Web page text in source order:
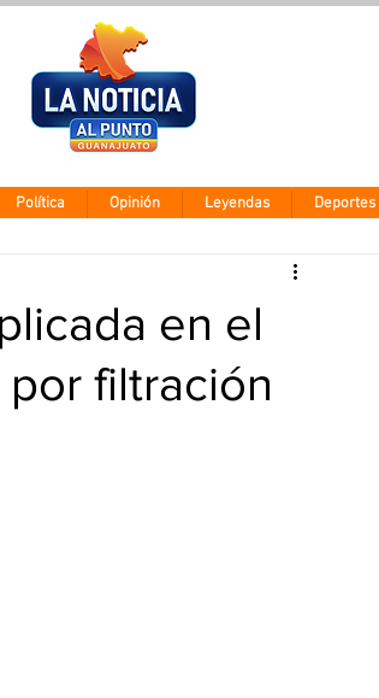
Política Opinión Leyendas Deportes
en el
filtración